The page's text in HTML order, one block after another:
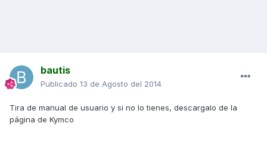
bautis
Publicado 13 de Agosto del 2014
Tira de manual de usuario y si no lo tienes, descargalo de la
página de Kymco